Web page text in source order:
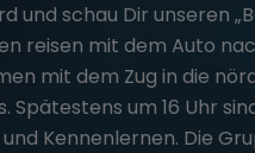
und schau Dir unseren
reisen mit dem Auto
mit dem Zug in die
Spätestens um 16 Uhr
Kennenlernen. Die